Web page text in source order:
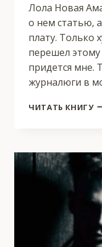
Лола Новая
о нем статью,
плату. Только
перешел этому
придется мне.
журналюги в
ЧИТАТЬ КНИГУ